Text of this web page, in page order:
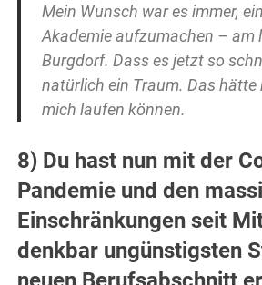
Mein Wunsch war es immer,
Akademie aufzumachen – am
Burgdorf. Dass es jetzt so
natürlich ein Traum. Das hätte
mich laufen können.
8) Du hast nun mit der
Pandemie und den
Einschränkungen seit
denkbar ungünstigsten